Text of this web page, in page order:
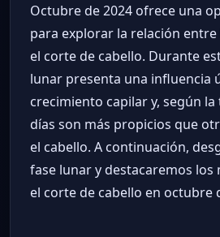
Octubre de 2024 ofrece una
para explorar la relación entre
el corte de cabello. Durante
lunar presenta una influencia
crecimiento capilar y, según
días son más propicios que
el cabello. A continuación,
fase lunar y destacaremos los
el corte de cabello en octubre